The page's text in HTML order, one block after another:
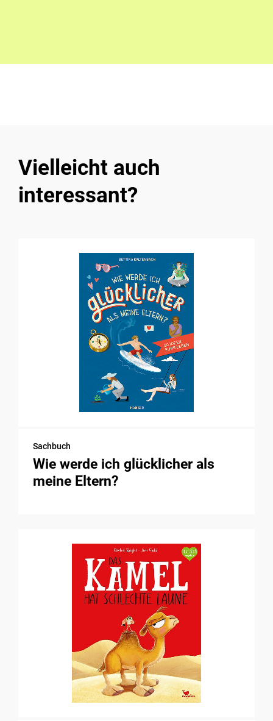
Vielleicht auch
interessant?
Sachbuch
Wie werde ich glücklicher als
meine Eltern?